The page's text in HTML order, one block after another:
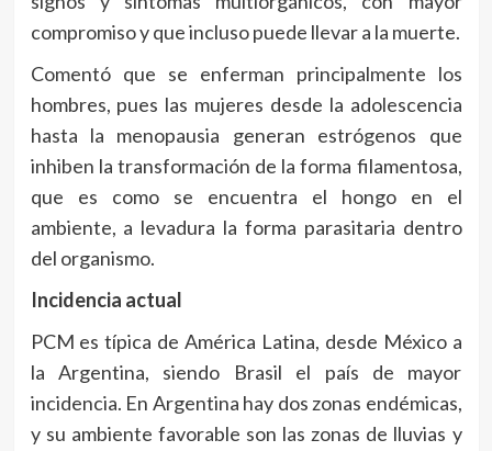
compromiso y que incluso puede llevar a la muerte.
Comentó que se enferman principalmente los
hombres, pues las mujeres desde la adolescencia
hasta la menopausia generan estrógenos que
inhiben la transformación de la forma filamentosa,
que es como se encuentra el hongo en el
ambiente, a levadura la forma parasitaria dentro
del organismo.
Incidencia actual
PCM es típica de América Latina, desde México a
la Argentina, siendo Brasil el país de mayor
incidencia. En Argentina hay dos zonas endémicas,
y su ambiente favorable son las zonas de lluvias y